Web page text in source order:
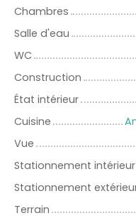
Chambres
Salle d'eau
WC
Construction
État intérieur
Cuisine
Vue
Stationnement intérieur
Stationnement
Terrain